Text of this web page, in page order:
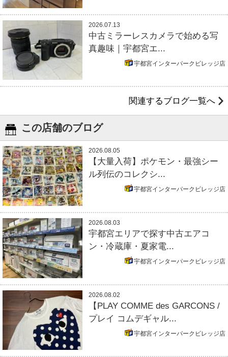
2026.07.13
中古ミラーレスカメラで始める写
真趣味｜宇都宮エ...
宇都宮インターパークビレッジ店
関連するブログ一覧へ
この店舗のブログ
2026.08.05
【大量入荷】ポケモン・最強シー
ル列伝のコレクシ...
宇都宮インターパークビレッジ店
2026.08.03
宇都宮エリアで探す中古エアコ
ン・冷蔵庫・夏家電...
宇都宮インターパークビレッジ店
2026.08.02
【PLAY COMME des GARCONS /
プレイ コムデギャル...
宇都宮インターパークビレッジ店